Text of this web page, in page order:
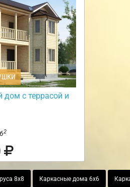
с террасой и
2
8х8 Каркасные дома 6х6